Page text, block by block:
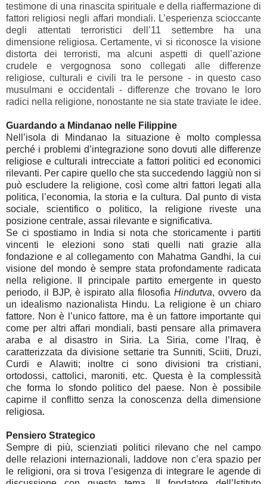
testimone di una rinascita spirituale e della riaffermazione di
fattori religiosi negli affari mondiali. L’esperienza scioccante
degli attentati terroristici dell’11 settembre ha una
dimensione religiosa. Certamente, vi si riconosce la visione
distorta dei terroristi, ma alcuni aspetti di quell’azione
crudele e vergognosa sono collegati alle differenze
religiose, culturali e civili tra le persone - in questo caso
musulmani e occidentali - differenze che trovano le loro
radici nella religione, nonostante ne sia state traviate le idee.
Guardando a Mindanao nelle Filippine
Nell’isola di Mindanao la situazione è molto complessa
perché i problemi d’integrazione sono dovuti alle differenze
religiose e culturali intrecciate a fattori politici ed economici
rilevanti. Per capire quello che sta succedendo laggiù non si
può escludere la religione, così come altri fattori legati alla
politica, l’economia, la storia e la cultura. Dal punto di vista
sociale, scientifico o politico, la religione riveste una
posizione centrale, assai rilevante e significativa.
Se ci spostiamo in India si nota che storicamente i partiti
vincenti le elezioni sono stati quelli nati grazie alla
fondazione e al collegamento con Mahatma Gandhi, la cui
visione del mondo è sempre stata profondamente radicata
nella religione. Il principale partito emergente in questo
periodo, il BJP, è ispirato alla filosofia Hindutva, ovvero da
un idealismo nazionalista Hindu. La religione è un chiaro
fattore. Non è l’unico fattore, ma è un fattore importante qui
come per altri affari mondiali, basti pensare alla primavera
araba e al disastro in Siria. La Siria, come l’Iraq, è
caratterizzata da divisione settarie tra Sunniti, Sciiti, Druzi,
Curdi e Alawiti; inoltre ci sono divisioni tra cristiani,
ortodossi, cattolici, maroniti, etc. Questa è la complessità
che forma lo sfondo politico del paese. Non è possibile
capirne il conflitto senza la conoscenza della dimensione
religiosa.
Pensiero Strategico
Sempre di più, scienziati politici rilevano che nel campo
delle relazioni internazionali, laddove non c’era spazio per
le religioni, ora si trova l’esigenza di integrare le agende di